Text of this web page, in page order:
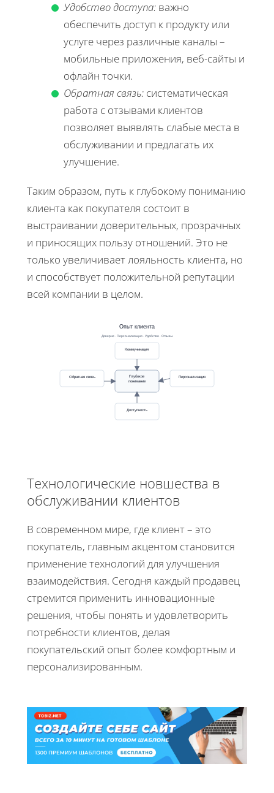
Удобство доступа: важно
обеспечить доступ к продукту или
услуге через различные каналы –
мобильные приложения, веб-сайты и
офлайн точки.
Обратная связь: систематическая
работа с отзывами клиентов
позволяет выявлять слабые места в
обслуживании и предлагать их
улучшение.
Таким образом, путь к глубокому пониманию
клиента как покупателя состоит в
выстраивании доверительных, прозрачных
и приносящих пользу отношений. Это не
только увеличивает лояльность клиента, но
и способствует положительной репутации
всей компании в целом.
Опыт клиента
Коммуникация
Персонализация
Доступность
Обратная связь Глубокое
понимание
Доверие · Персонализация · Удобство · Отзывы
Технологические новшества в
обслуживании клиентов
В современном мире, где клиент – это
покупатель, главным акцентом становится
применение технологий для улучшения
взаимодействия. Сегодня каждый продавец
стремится применить инновационные
решения, чтобы понять и удовлетворить
потребности клиентов, делая
покупательский опыт более комфортным и
персонализированным.